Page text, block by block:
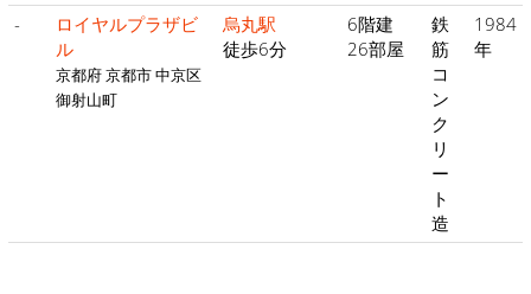
-
ロイヤルプラザビ
ル
京都府 京都市 中京区
御射山町
烏丸駅
徒歩6分
6階建
26部屋
鉄
筋
コ
ン
ク
リ
ー
ト
造
1984
年